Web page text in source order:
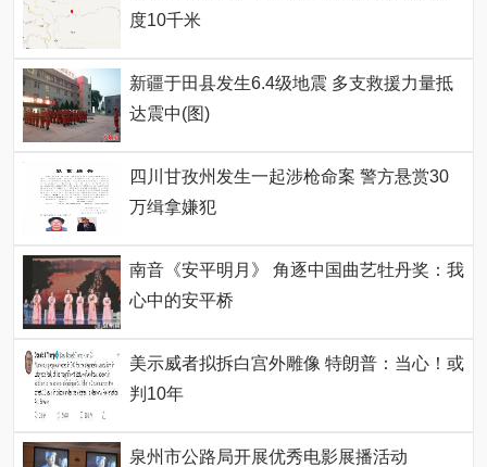
度10千米
新疆于田县发生6.4级地震 多支救援力量抵
达震中(图)
四川甘孜州发生一起涉枪命案 警方悬赏30
万缉拿嫌犯
南音《安平明月》 角逐中国曲艺牡丹奖：我
心中的安平桥
美示威者拟拆白宫外雕像 特朗普：当心！或
判10年
泉州市公路局开展优秀电影展播活动